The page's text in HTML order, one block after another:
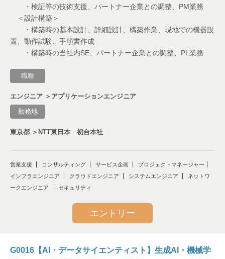
営業支援
法人営業
新規事業
アプリケーションエンジニア
アライアンス
・検証等の技術支援、パートナー企業との調整、PM業務
＜設計構築＞
・構築時の基本設計、詳細設計、構築作業、現地での機器設
置、動作試験、手順書作成
・構築時の当社内SE、パートナー企業との調整、PL業務
職種
エンジニア ＞アプリケーションエンジニア
勤務地
東京都 ＞NTT東日本 初台本社
営業支援 コンサルティング サービス企画
プロジェクトマネージャー
インフラエンジニア
クラウドエンジニア システムエンジニア
ネットワ
ークエンジニア
セキュリティ
エントリー
G0016【AI・データサイエンティスト】生成AI・機械学